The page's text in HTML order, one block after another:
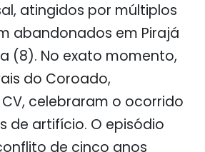
atingidos por múltiplos
abandonados em Pirajá
(8). No exato momento,
do Coroado,
celebraram o ocorrido
de artifício. O episódio
de cinco anos